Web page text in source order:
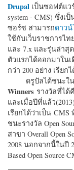
Drupal เป็นซอฟต์แว
system - CMS) ซึ่ง
ซอร์ซ สามารถดาว
ใช้กับเว็บราชการไ
และ 7.x และรุ่นล่าสุ
ตัวแรกได้ออกมาใน
กว่า 200 อย่าง เรีย
ดรูปัลได้ชนะใน
Winners รางวัลที่ได้
และเมื่อปีที่แล้ว
เรียกได้ว่าเป็น
ชนะรางวัล Open
สาขา Overall Open
2008 นอกจากนี้ในปี
Based Open Source